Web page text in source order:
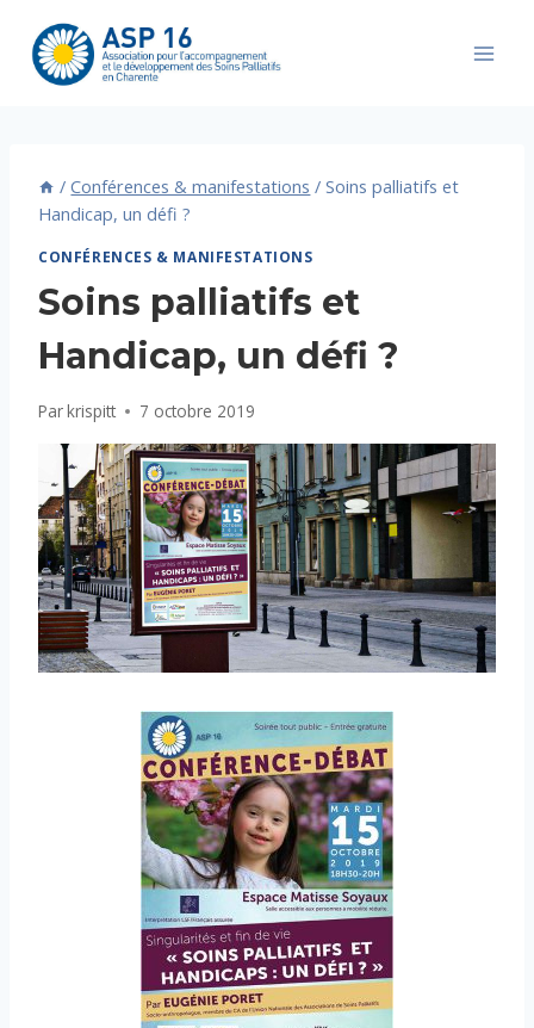
contenu
/ Conférences & manifestations / Soins palliatifs et
Handicap, un défi ?
CONFÉRENCES & MANIFESTATIONS
Soins palliatifs et
Handicap, un défi ?
Parkrispitt 7 octobre 2019